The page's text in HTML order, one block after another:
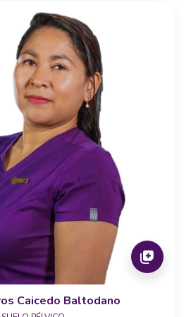
Caicedo Baltodano